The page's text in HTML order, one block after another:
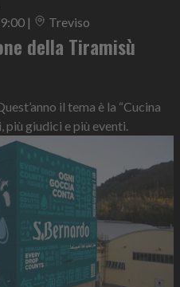
| Treviso
della Tiramisù
il tema è la “Cucina
più giudici e più eventi.